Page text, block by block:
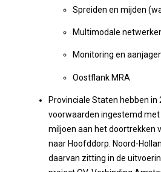
Spreiden en mijden
Multimodale
Monitoring en
Oostflank MRA
Provinciale Staten hebben in
voorwaarden ingestemd met
miljoen aan het doortrekken
naar Hoofddorp. Noord-
daarvan zitting in de